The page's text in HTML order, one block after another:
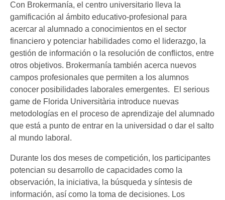
Con Brokermanía, el centro universitario lleva la
gamificación al ámbito educativo-profesional para
acercar al alumnado a conocimientos en el sector
financiero y potenciar habilidades como el liderazgo, la
gestión de información o la resolución de conflictos, entre
otros objetivos. Brokermanía también acerca nuevos
campos profesionales que permiten a los alumnos
conocer posibilidades laborales emergentes. El serious
game de Florida Universitària introduce nuevas
metodologías en el proceso de aprendizaje del alumnado
que está a punto de entrar en la universidad o dar el salto
al mundo laboral.
Durante los dos meses de competición, los participantes
potencian su desarrollo de capacidades como la
observación, la iniciativa, la búsqueda y síntesis de
información, así como la toma de decisiones. Los